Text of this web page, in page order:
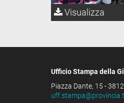
Visualizza
Ufficio Stampa della
Piazza Dante, 15 -